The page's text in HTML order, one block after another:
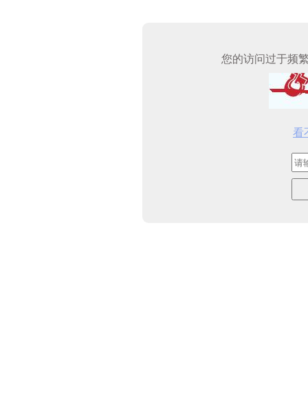
您的访问过于频
看